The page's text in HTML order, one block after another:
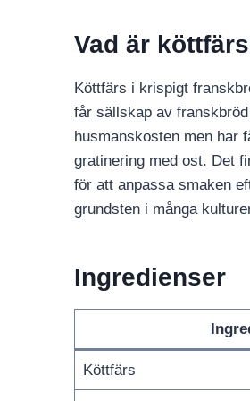
Vad är
Köttfärs i krispigt
får sällskap av
husmanskosten men har
gratinering med ost. Det
för att anpassa smaken
grundsten i många
Ingredienser
Köttfärs